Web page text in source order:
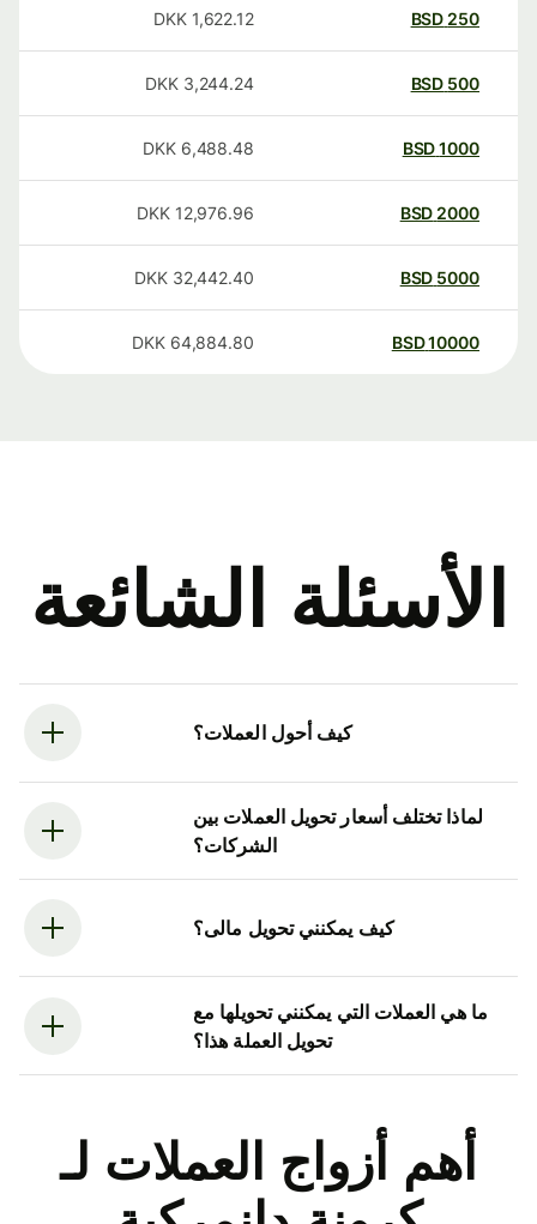
250
BSD
1,622.12
DKK
500
BSD
3,244.24
DKK
1000
BSD
6,488.48
DKK
2000
BSD
12,976.96
DKK
5000
BSD
32,442.40
DKK
10000
BSD
64,884.80
DKK
الأسئلة الشائعة
كيف أحول العملات؟
لماذا تختلف أسعار تحويل العملات بين
الشركات؟
كيف يمكنني تحويل مالى؟
ما هي العملات التي يمكنني تحويلها مع
تحويل العملة هذا؟
أهم أزواج العملات لـ